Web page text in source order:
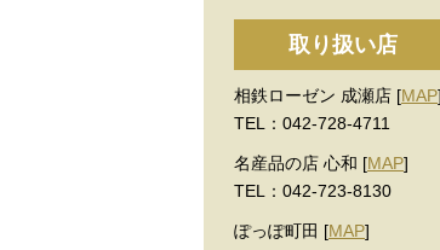
取り扱い店
相鉄ローゼン 成瀬店 [MAP]
TEL：042-728-4711
名産品の店 心和 [MAP]
TEL：042-723-8130
ぽっぽ町田 [MAP]